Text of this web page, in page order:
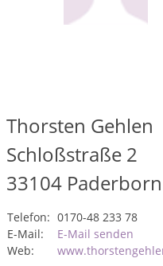
Thorsten Gehlen
Schloßstraße 2
33104 Paderborn
Telefon: 0170-48 233 78
E-Mail:
E-Mail senden
Web: